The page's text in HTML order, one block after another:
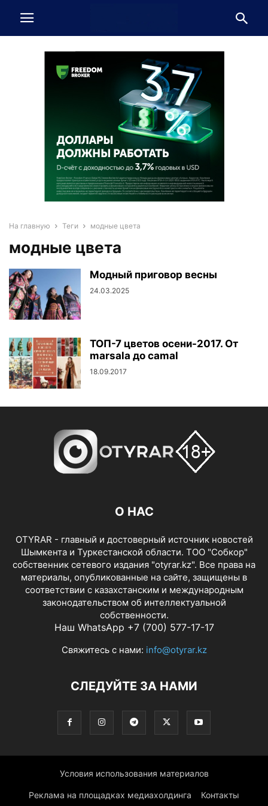
На главную Теги модные цвета
модные цвета
Модный приговор весны
24.03.2025
ТОП-7 цветов осени-2017. От
marsala до camal
18.09.2017
О НАС
OTYRAR - главный и достоверный источник новостей
Шымкента и Туркестанской области. ТОО "Собкор"
собственник сетевого издания "otyrar.kz". Все права на
материалы, опубликованные на сайте, защищены в
соответствии с казахстанским и международным
законодательством об интеллектуальной
собственности.
Наш WhatsApp +7 (700) 577-17-17
Свяжитесь с нами: info@otyrar.kz
СЛЕДУЙТЕ ЗА НАМИ
Условия использования материалов
Реклама на площадках медиахолдинга Контакты